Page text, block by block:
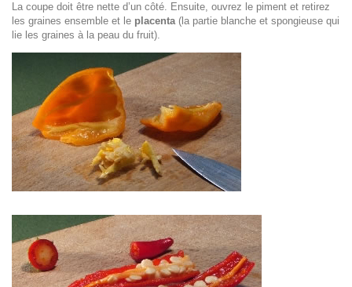
La coupe doit être nette d’un côté. Ensuite, ouvrez le piment et retirez
les graines ensemble et le placenta(la partie blanche et spongieuse qui
lie les graines à la peau du fruit).